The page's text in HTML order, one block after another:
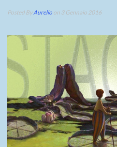
Posted ByAurelio on 3 Gennaio 2016